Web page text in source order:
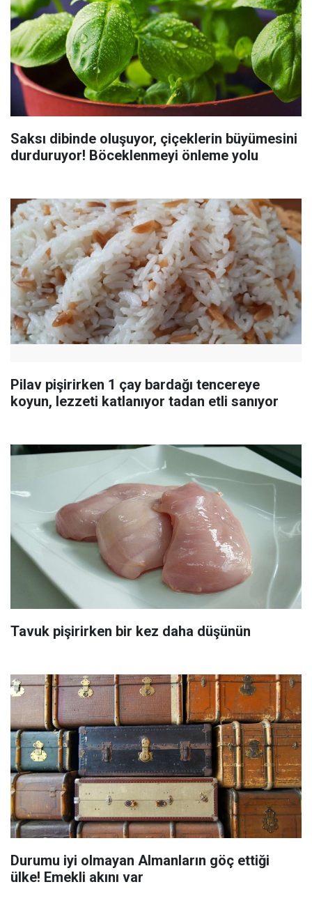
Saksı dibinde oluşuyor, çiçeklerin büyümesini
durduruyor! Böceklenmeyi önleme yolu
Pilav pişirirken 1 çay bardağı tencereye
koyun, lezzeti katlanıyor tadan etli sanıyor
Tavuk pişirirken bir kez daha düşünün
Durumu iyi olmayan Almanların göç ettiği
ülke! Emekli akını var